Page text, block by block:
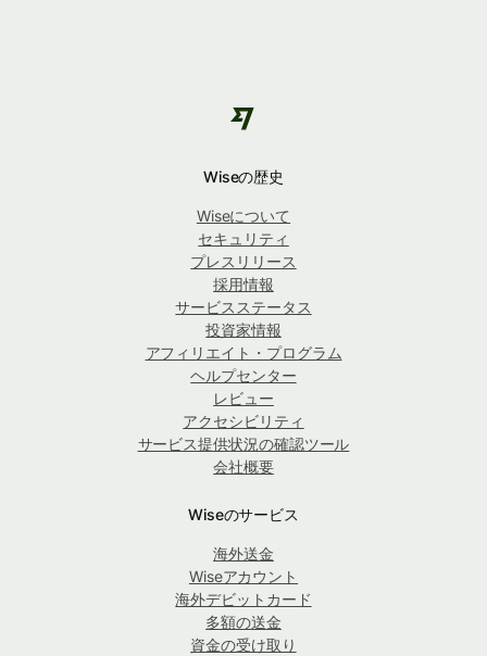
Wiseの歴史
Wiseについて
セキュリティ
プレスリリース
採用情報
サービスステータス
投資家情報
アフィリエイト・プログラム
ヘルプセンター
レビュー
アクセシビリティ
サービス提供状況の確認ツール
会社概要
Wiseのサービス
海外送金
Wiseアカウント
海外デビットカード
多額の送金
資金の受け取り